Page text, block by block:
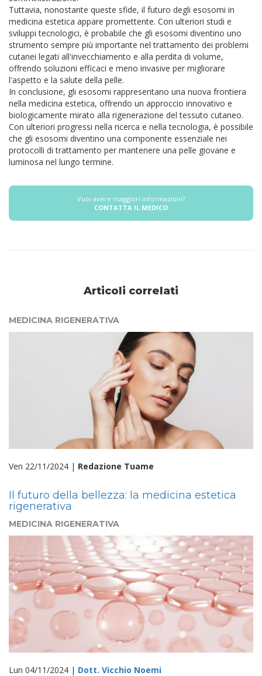
Tuttavia, nonostante queste sfide, il futuro degli esosomi in
medicina estetica appare promettente. Con ulteriori studi e
sviluppi tecnologici, è probabile che gli esosomi diventino uno
strumento sempre più importante nel trattamento dei problemi
cutanei legati all'invecchiamento e alla perdita di volume,
offrendo soluzioni efficaci e meno invasive per migliorare
l'aspetto e la salute della pelle.
In conclusione, gli esosomi rappresentano una nuova frontiera
nella medicina estetica, offrendo un approccio innovativo e
biologicamente mirato alla rigenerazione del tessuto cutaneo.
Con ulteriori progressi nella ricerca e nella tecnologia, è possibile
che gli esosomi diventino una componente essenziale nei
protocolli di trattamento per mantenere una pelle giovane e
luminosa nel lungo termine.
Vuoi avere maggiori informazioni?
CONTATTA IL MEDICO
Articoli correlati
MEDICINA RIGENERATIVA
Ven 22/11/2024 | Redazione Tuame
Il futuro della bellezza: la medicina estetica
rigenerativa
MEDICINA RIGENERATIVA
Lun 04/11/2024 | Dott. Vicchio Noemi